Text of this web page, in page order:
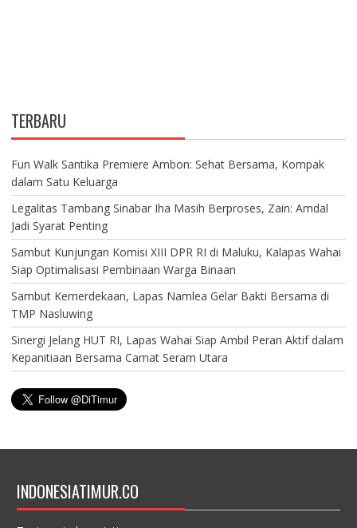
TERBARU
Fun Walk Santika Premiere Ambon: Sehat Bersama, Kompak
dalam Satu Keluarga
Legalitas Tambang Sinabar Iha Masih Berproses, Zain: Amdal
Jadi Syarat Penting
Sambut Kunjungan Komisi XIII DPR RI di Maluku, Kalapas Wahai
Siap Optimalisasi Pembinaan Warga Binaan
Sambut Kemerdekaan, Lapas Namlea Gelar Bakti Bersama di
TMP Nasluwing
Sinergi Jelang HUT RI, Lapas Wahai Siap Ambil Peran Aktif dalam
Kepanitiaan Bersama Camat Seram Utara
INDONESIATIMUR.CO